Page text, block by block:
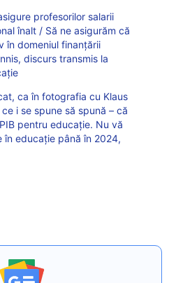
profesorilor salarii
înalt / Să ne asigurăm că
în domeniul finanțării
discurs transmis la
ca în fotografia cu Klaus
i se spune să spună – că
pentru educație. Nu vă
în educație până în 2024,